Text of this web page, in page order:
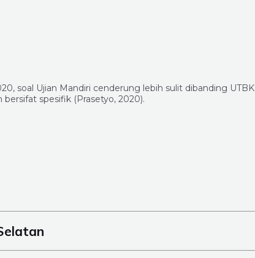
soal Ujian Mandiri cenderung lebih sulit dibanding UTBK
spesifik (Prasetyo, 2020).